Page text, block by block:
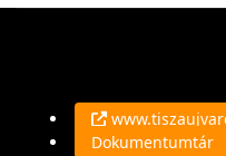
Dokumentumtár